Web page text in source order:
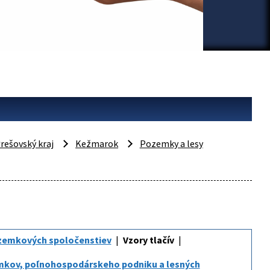
kraj Kežmarok
Pozemky a lesy
spoločenstiev
Vzory tlačív
poľnohospodárskeho podniku a lesných